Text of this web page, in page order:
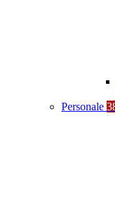
Personale